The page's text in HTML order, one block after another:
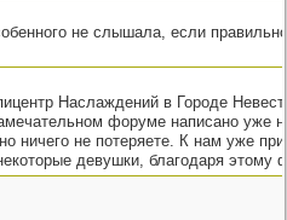
не слышала, если
Наслаждений в Городе
форуме написано уже
ничего не потеряете. К нам уже
девушки, благодаря этому